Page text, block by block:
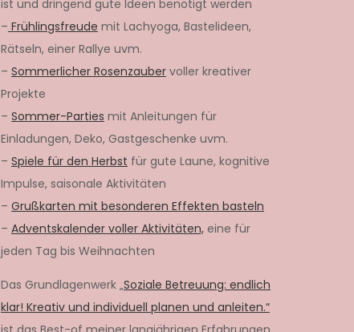
ist und dringend gute Ideen benötigt werden
– Frühlingsfreude mit Lachyoga, Bastelideen,
Rätseln, einer Rallye uvm.
– Sommerlicher Rosenzauber voller kreativer
Projekte
– Sommer-Parties mit Anleitungen für
Einladungen, Deko, Gastgeschenke uvm.
– Spiele für den Herbst für gute Laune, kognitive
Impulse, saisonale Aktivitäten
– Grußkarten mit besonderen Effekten basteln
– Adventskalender voller Aktivitäten, eine für
jeden Tag bis Weihnachten
Das Grundlagenwerk „Soziale Betreuung: endlich
klar! Kreativ und individuell planen und anleiten.“